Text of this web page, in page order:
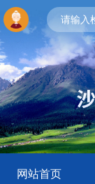
网站首页